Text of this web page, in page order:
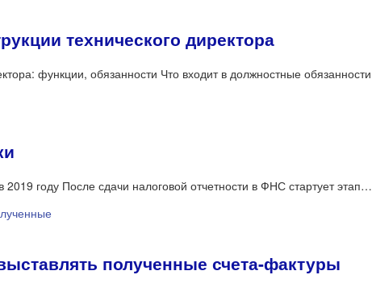
технического директора
функции, обязанности Что входит в должностные обязанности
году После сдачи налоговой отчетности в ФНС стартует этап…
полученные счета-фактуры